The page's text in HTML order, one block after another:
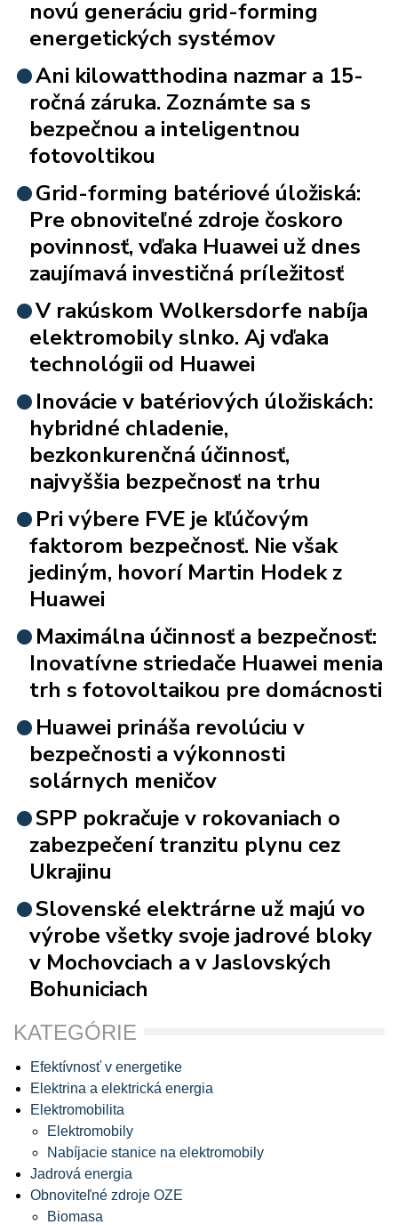
novú generáciu grid-forming
energetických systémov
Ani kilowatthodina nazmar a 15-
ročná záruka. Zoznámte sa s
bezpečnou a inteligentnou
fotovoltikou
Grid-forming batériové úložiská:
Pre obnoviteľné zdroje čoskoro
povinnosť, vďaka Huawei už dnes
zaujímavá investičná príležitosť
V rakúskom Wolkersdorfe nabíja
elektromobily slnko. Aj vďaka
technológii od Huawei
Inovácie v batériových úložiskách:
hybridné chladenie,
bezkonkurenčná účinnosť,
najvyššia bezpečnosť na trhu
Pri výbere FVE je kľúčovým
faktorom bezpečnosť. Nie však
jediným, hovorí Martin Hodek z
Huawei
Maximálna účinnosť a bezpečnosť:
Inovatívne striedače Huawei menia
trh s fotovoltaikou pre domácnosti
Huawei prináša revolúciu v
bezpečnosti a výkonnosti
solárnych meničov
SPP pokračuje v rokovaniach o
zabezpečení tranzitu plynu cez
Ukrajinu
Slovenské elektrárne už majú vo
výrobe všetky svoje jadrové bloky
v Mochovciach a v Jaslovských
Bohuniciach
KATEGÓRIE
Efektívnosť v energetike
Elektrina a elektrická energia
Elektromobilita
Elektromobily
Nabíjacie stanice na elektromobily
Jadrová energia
Obnoviteľné zdroje OZE
Biomasa